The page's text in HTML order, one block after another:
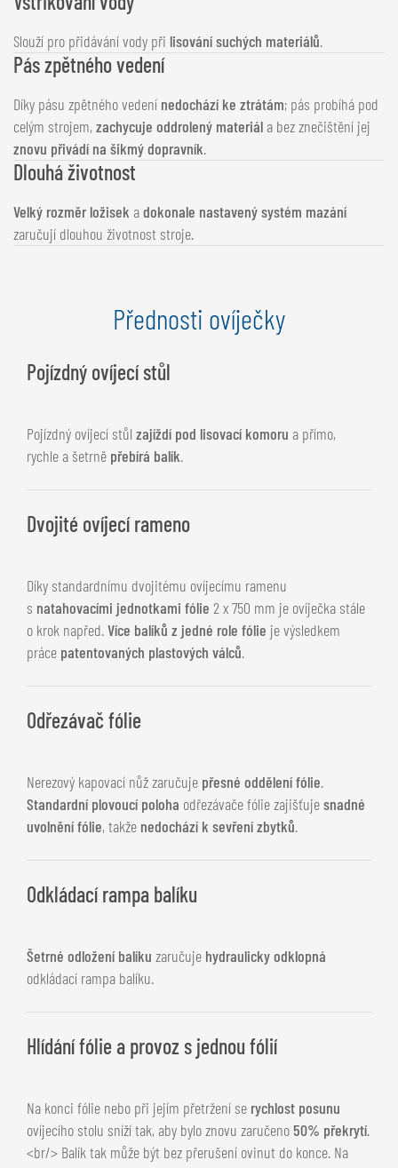
Slouží pro přidávání vody při lisování suchých materiálů.
Pás zpětného vedení
Díky pásu zpětného vedení nedochází ke ztrátám; pás probíhá pod
celým strojem, zachycuje oddrolený materiál a bez znečištění jej
znovu přivádí na šikmý dopravník.
Dlouhá životnost
Velký rozměr ložisek adokonale nastavený systém mazání
zaručují dlouhou životnost stroje.
Přednosti ovíječky
Pojízdný ovíjecí stůl
Pojízdný ovíjecí stůl zajíždí pod lisovací komoru a přímo,
rychle a šetrně přebírá balík.
Dvojité ovíjecí rameno
Díky standardnímu dvojitému ovíjecímu ramenu
s natahovacími jednotkami fólie 2 x 750 mm je ovíječka stále
o krok napřed.Více balíků z jedné role fólie je výsledkem
práce patentovaných plastových válců.
Odřezávač fólie
Nerezový kapovací nůž zaručuje přesné oddělení fólie.
Standardní plovoucí poloha odřezávače fólie zajišťujesnadné
uvolnění fólie, takže nedochází k sevření zbytků.
Odkládací rampa balíku
Šetrné odložení balíku zaručuje hydraulicky odklopná
odkládací rampa balíku.
Hlídání fólie a provoz s jednou fólií
Na konci fólie nebo při jejím přetržení se rychlost posunu
ovíjecího stolu sníží tak, aby bylo znovu zaručeno50% překrytí.
<br/> Balík tak může být bez přerušení ovinut do konce. Na